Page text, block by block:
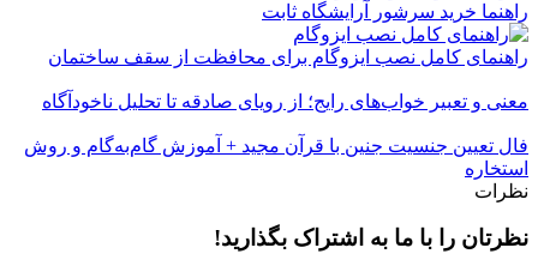
راهنما خرید سرشور آرایشگاه ثابت
راهنمای کامل نصب ایزوگام برای محافظت از سقف ساختمان
معنی و تعبیر خواب‌های رایج؛ از رویای صادقه تا تحلیل ناخودآگاه
فال تعیین جنسیت جنین با قرآن مجید + آموزش گام‌به‌گام و روش
استخاره
نظرات
نظرتان را با ما به اشتراک بگذارید!